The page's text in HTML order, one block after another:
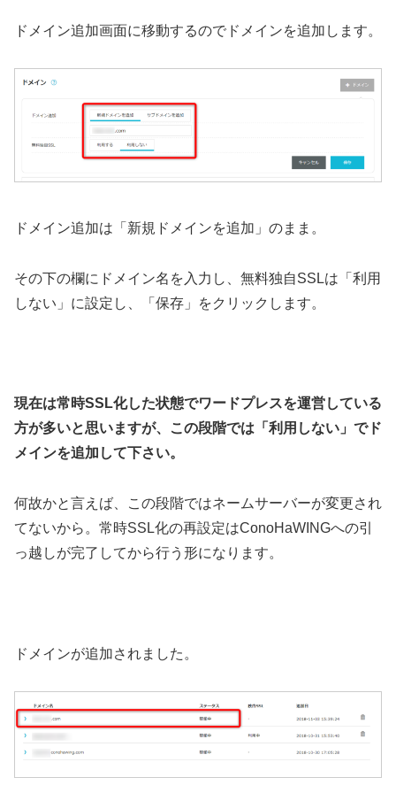
ドメイン追加画面に移動するのでドメインを追加します。
ドメイン追加は「新規ドメインを追加」のまま。
その下の欄にドメイン名を入力し、無料独自SSLは「利用
しない」に設定し、「保存」をクリックします。
現在は常時SSL化した状態でワードプレスを運営している
方が多いと思いますが、この段階では「利用しない」でド
メインを追加して下さい。
何故かと言えば、この段階ではネームサーバーが変更され
てないから。常時SSL化の再設定はConoHaWINGへの引
っ越しが完了してから行う形になります。
ドメインが追加されました。